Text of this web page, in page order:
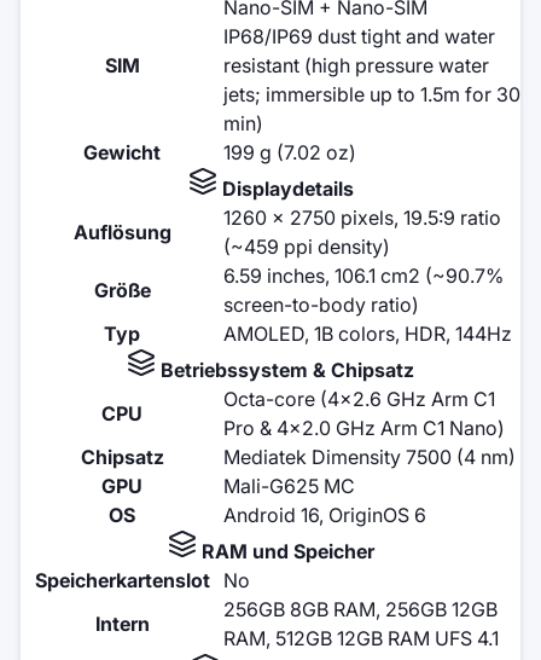
SIM
Nano-SIM + Nano-SIM
IP68/IP69 dust tight and water
resistant (high pressure water
jets; immersible up to 1.5m for 30
min)
Gewicht
199 g (7.02 oz)
Displaydetails
Auflösung
1260 x 2750 pixels, 19.5:9 ratio
(~459 ppi density)
Größe
6.59 inches, 106.1 cm2 (~90.7%
screen-to-body ratio)
Typ
AMOLED, 1B colors, HDR, 144Hz
Betriebssystem & Chipsatz
CPU
Octa-core (4x2.6 GHz Arm C1
Pro & 4x2.0 GHz Arm C1 Nano)
Chipsatz
Mediatek Dimensity 7500 (4 nm)
GPU
Mali-G625 MC
OS
Android 16, OriginOS 6
RAM und Speicher
Speicherkartenslot
No
Intern
256GB 8GB RAM, 256GB 12GB
RAM, 512GB 12GB RAM UFS 4.1